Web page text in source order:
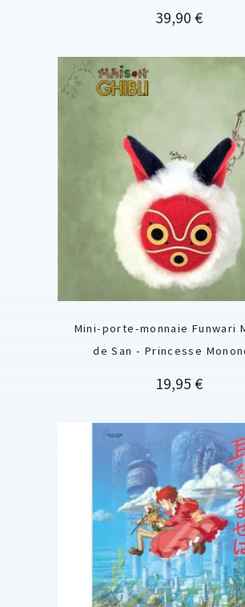
Prix
39,90 €
Mini-porte-monnaie Funwari
de San - Princesse
Prix
19,95 €